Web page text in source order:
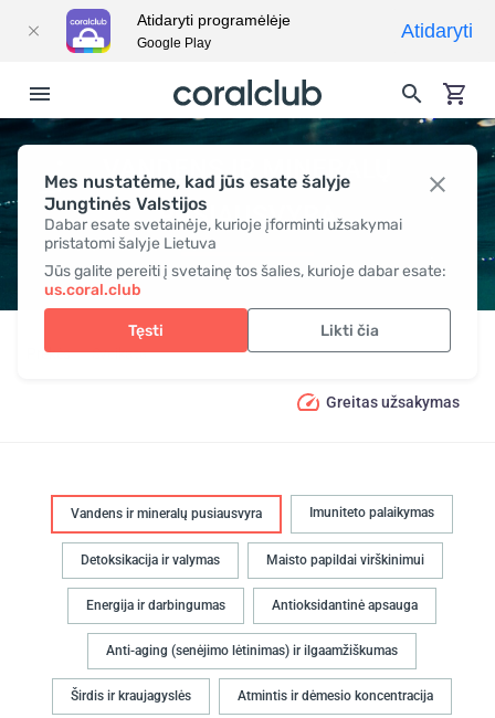
Mes nustatėme, kad jūs esate šalyje
Jungtinės Valstijos
Dabar esate svetainėje, kurioje įforminti užsakymai
pristatomi šalyje Lietuva
Jūs galite pereiti į svetainę tos šalies, kurioje dabar esate:
us.coral.club
Tęsti Likti čia
VANDENS IR MINERALŲ
PUSIAUSVYRA
Prekės Sveikata Vandens ir mineralų pusiausvyra
Greitas užsakymas
Vandens ir mineralų pusiausvyra Imuniteto palaikymas
Detoksikacija ir valymas Maisto papildai virškinimui
Energija ir darbingumas Antioksidantinė apsauga
Anti-aging (senėjimo lėtinimas) ir ilgaamžiškumas
Širdis ir kraujagyslės Atmintis ir dėmesio koncentracija
Atidaryti programėlėje
Google Play
Atidaryti